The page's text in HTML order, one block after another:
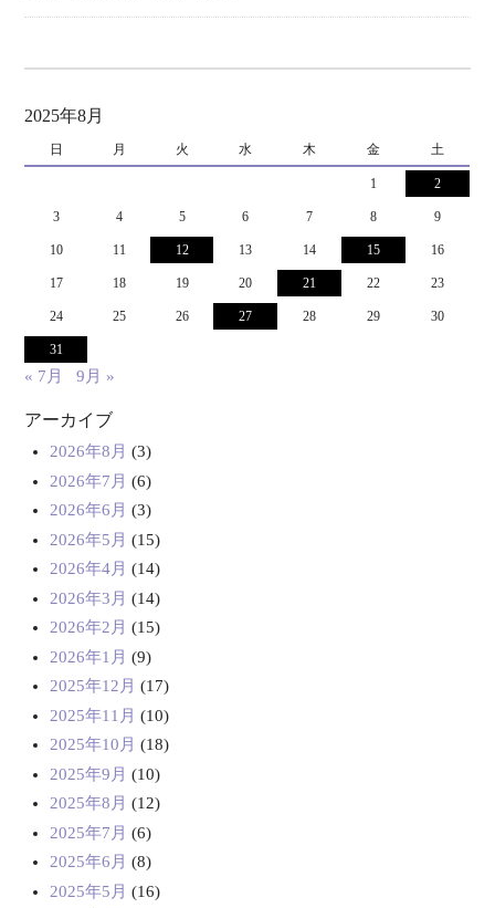
2025年8月
日 月 火 水 木 金 土
1 2
3 4 5 6 7 8 9
10 11 12 13 14 15 16
17 18 19 20 21 22 23
24 25 26 27 28 29 30
31
« 7月 9月 »
アーカイブ
2026年8月 (3)
2026年7月 (6)
2026年6月 (3)
2026年5月 (15)
2026年4月 (14)
2026年3月 (14)
2026年2月 (15)
2026年1月 (9)
2025年12月 (17)
2025年11月 (10)
2025年10月 (18)
2025年9月 (10)
2025年8月 (12)
2025年7月 (6)
2025年6月 (8)
2025年5月 (16)